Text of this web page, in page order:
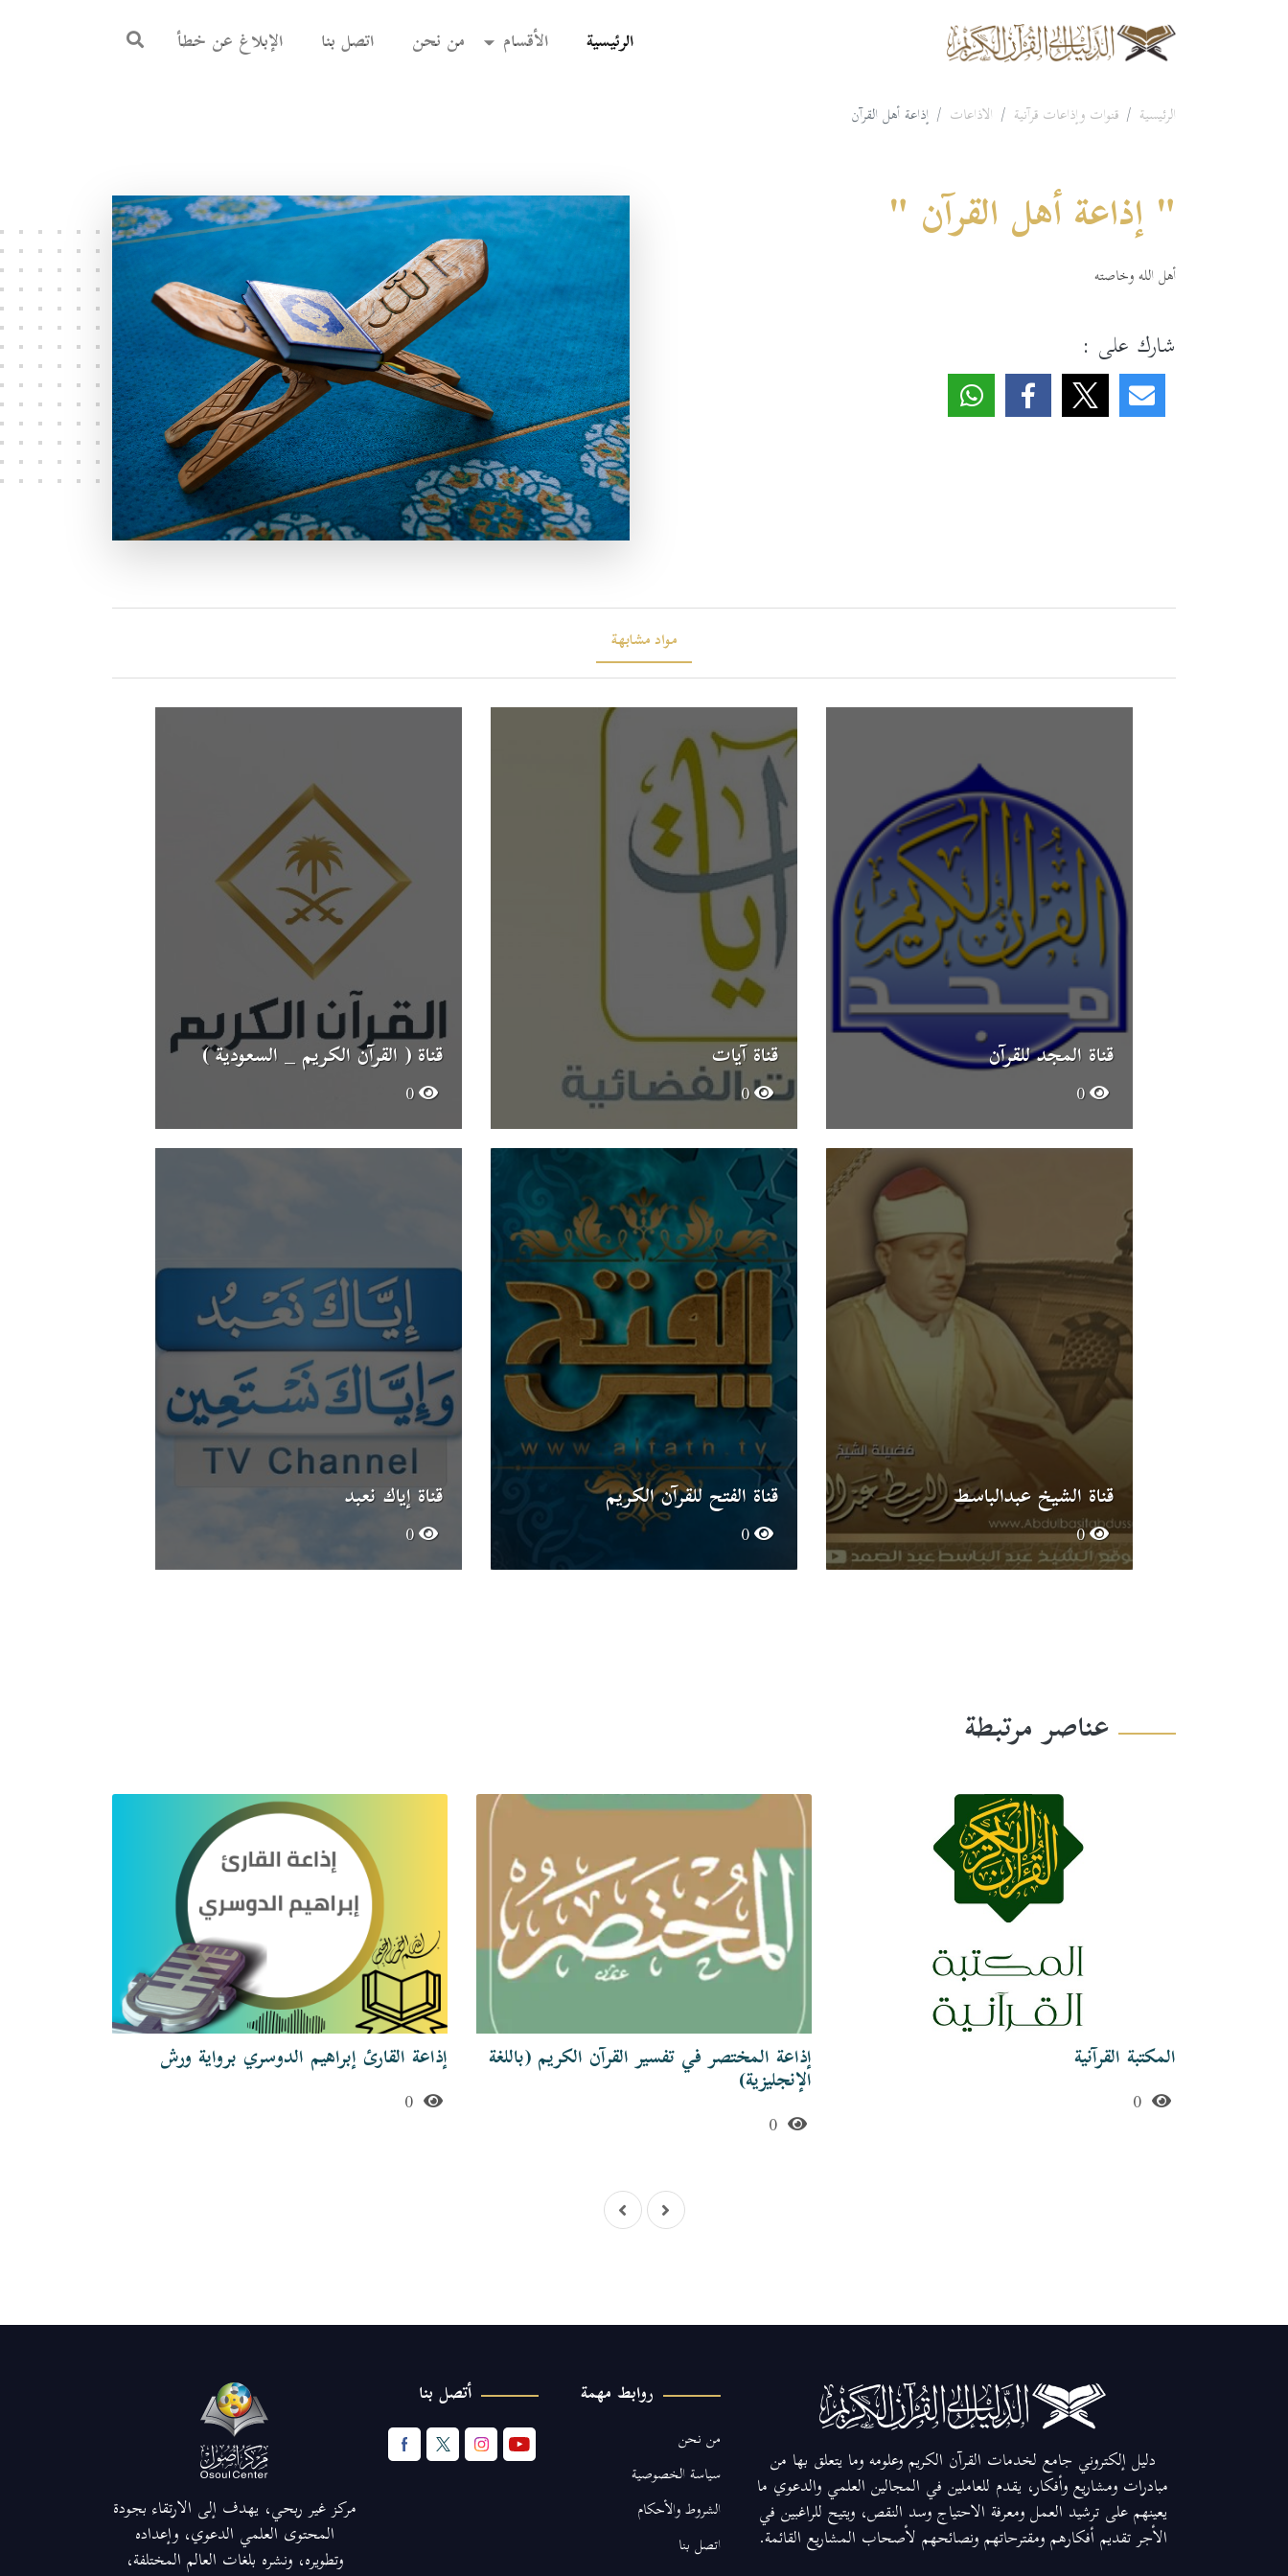
الرئيسية
(current) الأقسام من نحن اتصل بنا الإبلاغ عن خطأ
الرئيسية قنوات وإذاعات قرآنية الاذاعات إذاعة أهل القرآن
" إذاعة أهل القرآن "
أهل الله وخاصته
شارك على :
مواد مشابهة
قناة المجد للقرآن
0
قناة آيات
0
قناة ( القرآن الكريم _ السعودية )
0
قناة الشيخ عبدالباسط
0
قناة الفتح للقرآن الكريم
0
قناة إياك نعبد
0
عناصر مرتبطة
المكتبة القرآنية إذاعة المختصر في تفسير القرآن الكريم (باللغة
الإنجليزية)
إذاعة القارئ إبراهيم الدوسري برواية ورش
دليل إلكتروني جامع لخدمات القرآن الكريم وعلومه وما يتعلق بها من
مبادرات ومشاريع وأفكار، يقدم للعاملين في المجالين العلمي والدعوي ما
يعينهم على ترشيد العمل ومعرفة الاحتياج وسد النقص، ويتيح للراغبين في
الأجر تقديم أفكارهم ومقترحاتهم ونصائحهم لأصحاب المشاريع القائمة.
روابط مهمة
من نحن
سياسة الخصوصية
الشروط والأحكام
اتصل بنا
أتصل بنا
مركز غير ربحي، يهدف إلى الارتقاء بجودة
المحتوى العلمي الدعوي، وإعداده
وتطويره، ونشره بلغات العالم المختلفة،